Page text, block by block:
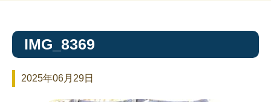
IMG_8369
2025年06月29日